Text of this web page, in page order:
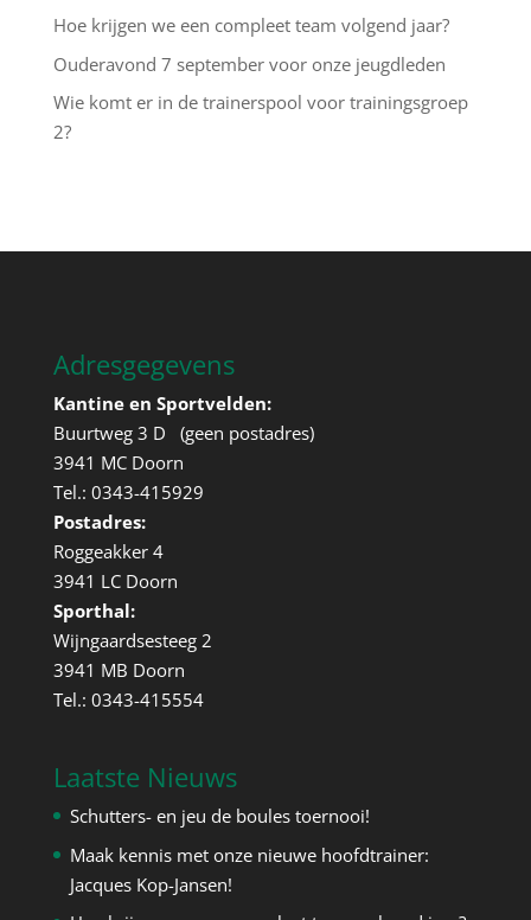
Hoe krijgen we een compleet team volgend jaar?
Ouderavond 7 september voor onze jeugdleden
Wie komt er in de trainerspool voor trainingsgroep
2?
Adresgegevens
Kantine en Sportvelden:
Buurtweg 3 D (geen postadres)
3941 MC Doorn
Tel.: 0343-415929
Postadres:
Roggeakker 4
3941 LC Doorn
Sporthal:
Wijngaardsesteeg 2
3941 MB Doorn
Tel.: 0343-415554
Laatste Nieuws
Schutters- en jeu de boules toernooi!
Maak kennis met onze nieuwe hoofdtrainer:
Jacques Kop-Jansen!